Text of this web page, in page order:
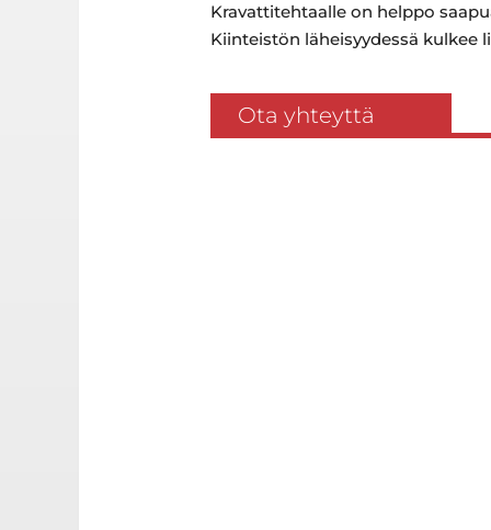
Kravattitehtaalle on helppo
Kiinteistön läheisyydessä kulkee
Ota yhteyttä